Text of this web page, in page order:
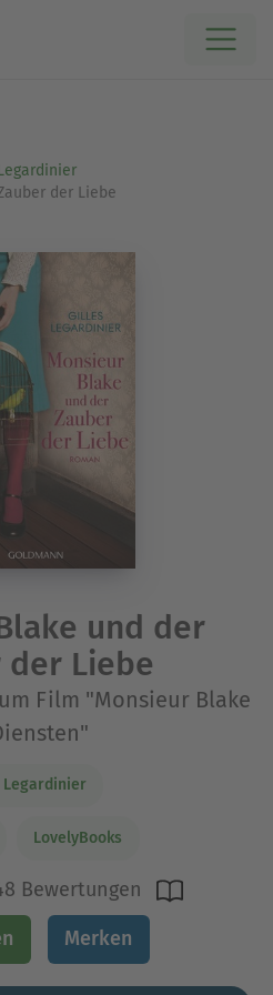
der Liebe
und der
der Liebe
Film "Monsieur Blake
Legardinier
LovelyBooks
Bewertungen
Merken